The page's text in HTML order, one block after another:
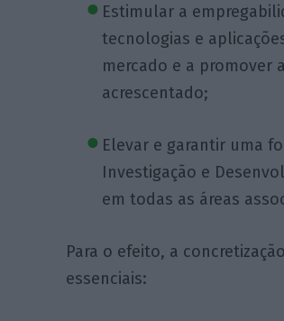
Estimular a
tecnologias e
mercado e a promover
acrescentado;
Elevar e garantir uma
Investigação e
em todas as áreas
Para o efeito, a
essenciais: